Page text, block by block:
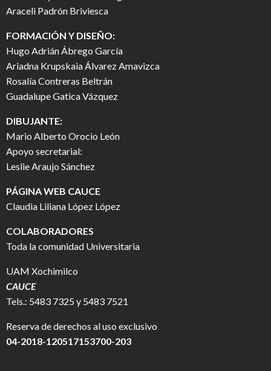
Araceli Padrón Briviesca
FORMACIÓN Y DISEÑO:
Hugo Adrián Ábrego García
Ariadna Krupskaia Álvarez Amavizca
Rosalía Contreras Beltrán
Guadalupe Gatica Vázquez
DIBUJANTE:
Mario Alberto Orocio León
Apoyo secretarial:
Leslie Araujo Sánchez
PÁGINA WEB CAUCE
Claudia Liliana López López
COLABORADORES
Toda la comunidad Universitaria
UAM Xochimilco
CAUCE
Tels.: 5483 7325 y 5483 7521
Reserva de derechos al uso exclusivo
04-2018-120517153700-203